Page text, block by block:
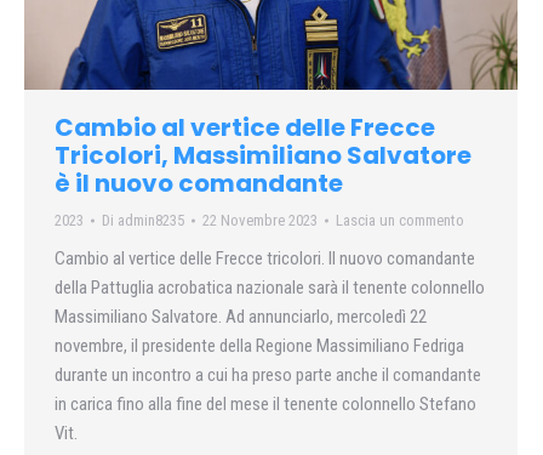
Cambio al vertice delle Frecce
Tricolori, Massimiliano Salvatore
è il nuovo comandante
2023 Di admin8235 22 Novembre 2023 Lascia un commento
Cambio al vertice delle Frecce tricolori. Il nuovo comandante
della Pattuglia acrobatica nazionale sarà il tenente colonnello
Massimiliano Salvatore. Ad annunciarlo, mercoledì 22
novembre, il presidente della Regione Massimiliano Fedriga
durante un incontro a cui ha preso parte anche il comandante
in carica fino alla fine del mese il tenente colonnello Stefano
Vit.